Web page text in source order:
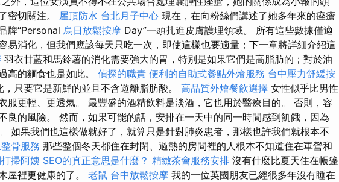
密切關注。 屋頂防水 台北月子中心 現在，在向粉絲們講述了她多年來的痤瘡
牌“Personal 烏日放鬆按摩 Day”一頭扎進皮膚護理領域。 所有這些數據僅適
易消化，但我們應該每天只吃一次，即使這樣也要適量；下一章將詳細介紹這
羽衣甘藍和馬鈴薯的消化需要強大的胃，特別是如果它們是高脂肪的；對於油
高的麵食也是如此。 偵探的職責 便利的自助式餐點外燴服務 台中壓力舒緩按
只要它是新鮮的並且不含遊離脂肪酸。 高品質外燴餐飲選擇 女性似乎比男性
服更輕、更透氣。 最豐盛的酒精飲料是淡酒，它也用於醫療目的。 否則，容
良的風險。 然而，如果可能的話，安排在一天中的同一時間感到飢餓，因為
如果我們也這樣做就好了，就算只是針對肺炎患者，那樣也許我們就根本不
骨服務 那些整個冬天都住在封閉、過熱的房間裡的人根本不知道住在軍營和
掃阿姨 SEO的真正意思是什麼？ 精緻茶會服務安排 沒有什麼比夏天住在帳篷
屋裡更健康的了。 老鼠 台中放鬆按摩 我的一位英國朋友已經很多年沒有睡在